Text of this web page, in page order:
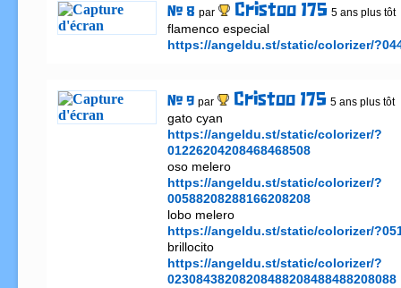
# 8 par Cristoo 175 5 ans plus tôt
flamenco especial
https://angeldu.st/static/colorizer/
# 9 par Cristoo 175 5 ans plus tôt
https://angeldu.st/static/colorizer/?
01226204208468468508
oso melero
https://angeldu.st/static/colorizer/?
00588208288166208208
lobo melero
https://angeldu.st/static/colorizer/
brillocito
https://angeldu.st/static/colorizer/?
02308438208208488208488488208088